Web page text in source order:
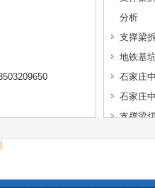
分析
支撑梁
地铁基
石家庄
石家庄
支撑梁